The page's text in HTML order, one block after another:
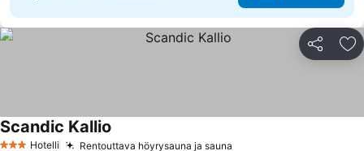
Jaa
Hotelli Rentouttava höyrysauna ja sauna
Scandic Kallio